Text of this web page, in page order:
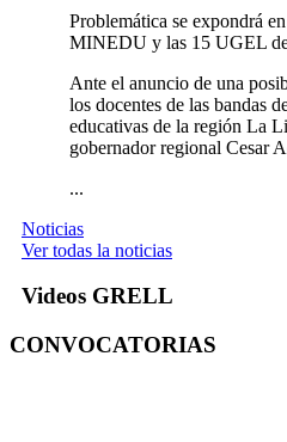
Problemática se expondrá
MINEDU y las 15 UGEL
Ante el anuncio de una
los docentes de las bandas
educativas de la región La
gobernador regional Cesar
...
Noticias
Ver todas la noticias
Videos GRELL
CONVOCATORIAS